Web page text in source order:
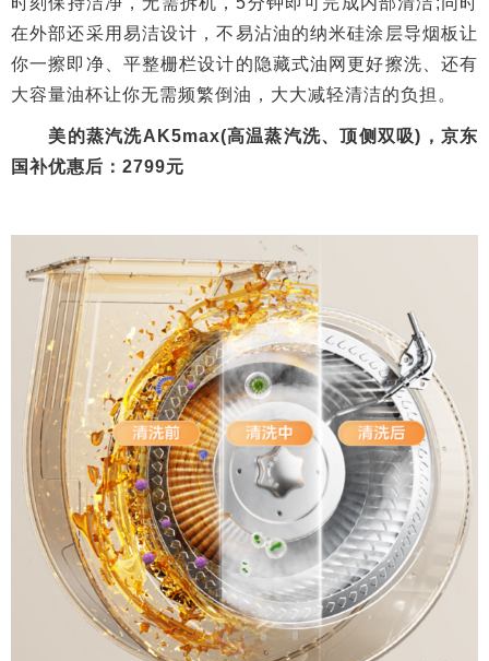
在外部还采用易洁设计，不易沾油的纳米硅涂层导烟板让
你一擦即净、平整栅栏设计的隐藏式油网更好擦洗、还有
大容量油杯让你无需频繁倒油，大大减轻清洁的负担。
美的蒸汽洗AK5max(高温蒸汽洗、顶侧双吸)，京东
国补优惠后：2799元